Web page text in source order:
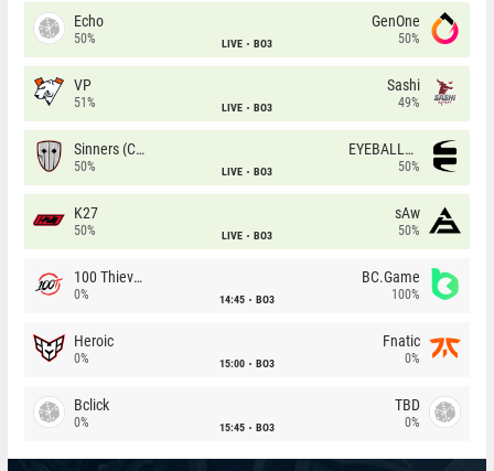
Echo
50% LIVE BO3
GenOne
50%
VP
51% LIVE BO3
Sashi
49%
Sinners (CZ)
50% LIVE BO3
EYEBALLERS
50%
K27
50% LIVE BO3
sAw
50%
100 Thieves
0% 14:45 BO3
BC.Game
100%
Heroic
0% 15:00 BO3
Fnatic
0%
Bclick
0% 15:45 BO3
TBD
0%